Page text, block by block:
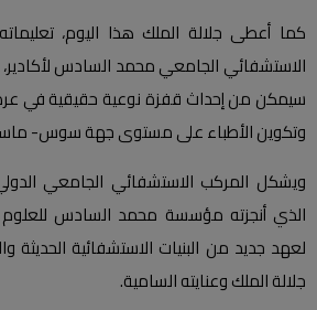
كما أعطى جلالة الملك هذا اليوم،
الاستشفائي الجامعي محمد السادس لأكادير،
سيمكن من إحداث قفزة نوعية حقيقية في
وتكوين الأطباء على مستوى جهة سوس-
ويشكل المركب الاستشفائي الجامعي
الذي أنجزته مؤسسة محمد السادس للعلوم
لعهد جديد من البنيات الاستشفائية الحديثة
جلالة الملك وعنايته السامية.